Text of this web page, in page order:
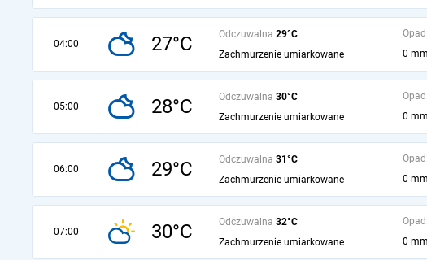
04:00 27°C Odczuwalna 29°C
Zachmurzenie umiarkowane
Opad:
0 mm
05:00 28°C Odczuwalna 30°C
Zachmurzenie umiarkowane
Opad:
0 mm
06:00 29°C Odczuwalna 31°C
Zachmurzenie umiarkowane
Opad:
0 mm
07:00 30°C Odczuwalna 32°C
Zachmurzenie umiarkowane
Opad:
0 mm